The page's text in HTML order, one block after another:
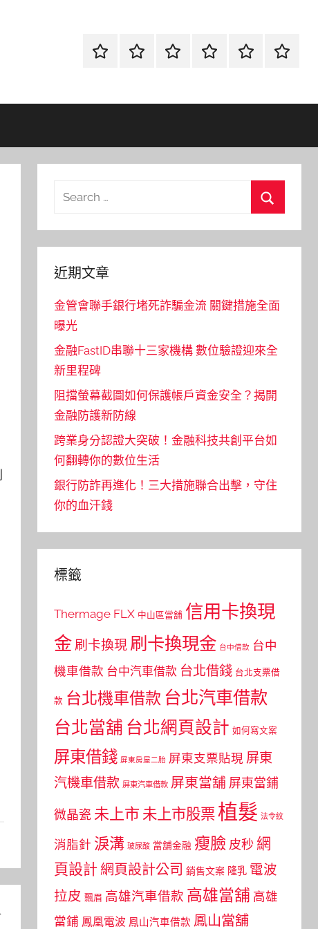
首
當
網
流
環
聯
Search
近期文章
金管會聯手銀行堵死詐騙金流 關鍵措施全面
曝光
金融FastID串聯十三家機構 數位驗證迎來全
新里程碑
阻擋螢幕截圖如何保護帳戶資金安全？揭開
金融防護新防線
跨業身分認證大突破！金融科技共創平台如
何翻轉你的數位生活
銀行防詐再進化！三大措施聯合出擊，守住
你的血汗錢
標籤
Thermage FLX 中山區當舖 信用卡換現
金 刷卡換現 刷卡換現金 台中借款 台中
機車借款 台中汽車借款 台北借錢 台北支票借
款 台北機車借款 台北汽車借款
台北當舖 台北網頁設計 如何寫文案
屏東借錢 屏東房屋二胎 屏東支票貼現 屏東
汽機車借款 屏東汽車借款 屏東當舖 屏東當鋪
微晶瓷 未上市 未上市股票植髮 法令紋
消脂針 淚溝 玻尿酸 當舖金融 瘦臉 皮秒 網
頁設計 網頁設計公司 銷售文案 隆乳 電波
拉皮 飄眉 高雄汽車借款 高雄當舖 高雄
當鋪 鳳凰電波 鳳山汽車借款 鳳山當舖